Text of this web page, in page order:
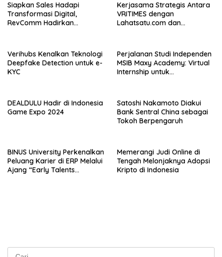
Siapkan Sales Hadapi
Transformasi Digital,
RevComm Hadirkan
Kerjasama Strategis Antara
VRITIMES dengan
Lahatsatu.com dan
Indonesia
Verihubs Kenalkan Teknologi
Deepfake Detection untuk e-
KYC
Perjalanan Studi Independen
MSIB Maxy Academy: Virtual
Internship untuk
DEALDULU Hadir di Indonesia
Game Expo 2024
Satoshi Nakamoto Diakui
Bank Sentral China sebagai
Tokoh Berpengaruh
BINUS University Perkenalkan
Peluang Karier di ERP Melalui
Ajang “Early Talents
Memerangi Judi Online di
Tengah Melonjaknya Adopsi
Kripto di Indonesia
Cari